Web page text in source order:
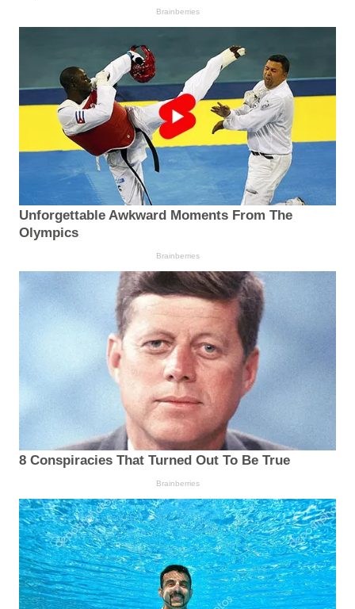
Brainberries
Unforgettable Awkward Moments From The
Olympics
Brainberries
8 Conspiracies That Turned Out To Be True
Brainberries